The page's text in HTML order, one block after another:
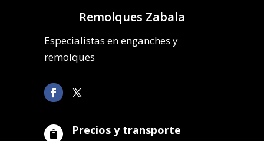
Remolques Zabala
Especialistas en enganches y
remolques
 Precios y transporte